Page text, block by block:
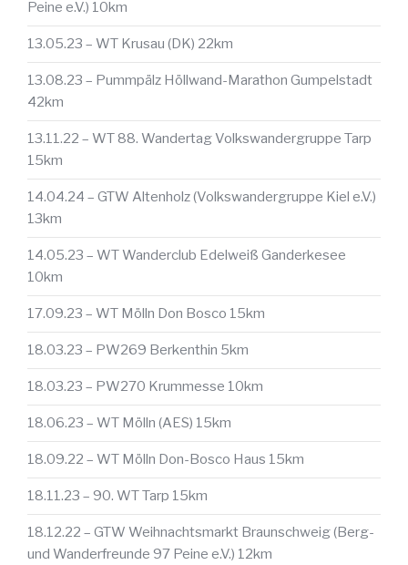
Peine e.V.) 10km
13.05.23 – WT Krusau (DK) 22km
13.08.23 – Pummpälz Höllwand-Marathon Gumpelstadt
42km
13.11.22 – WT 88. Wandertag Volkswandergruppe Tarp
15km
14.04.24 – GTW Altenholz (Volkswandergruppe Kiel e.V.)
13km
14.05.23 – WT Wanderclub Edelweiß Ganderkesee
10km
17.09.23 – WT Mölln Don Bosco 15km
18.03.23 – PW269 Berkenthin 5km
18.03.23 – PW270 Krummesse 10km
18.06.23 – WT Mölln (AES) 15km
18.09.22 – WT Mölln Don-Bosco Haus 15km
18.11.23 – 90. WT Tarp 15km
18.12.22 – GTW Weihnachtsmarkt Braunschweig (Berg-
und Wanderfreunde 97 Peine e.V.) 12km